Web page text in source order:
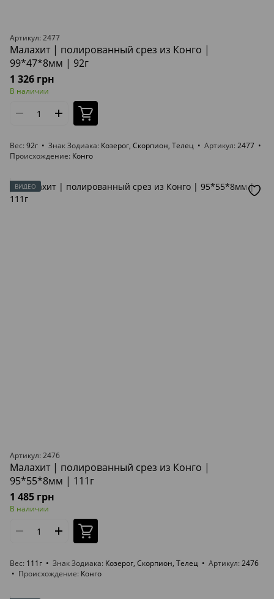
Артикул: 2477
Малахит | полированный срез из Конго |
99*47*8мм | 92г
1 326 грн
В наличии
Вес 92г Знак Зодиака Козерог, Скорпион, Телец Артикул 2477
Происхождение Конго
ВИДЕО
Артикул: 2476
Малахит | полированный срез из Конго |
95*55*8мм | 111г
1 485 грн
В наличии
Вес 111г Знак Зодиака Козерог, Скорпион, Телец Артикул 2476
Происхождение Конго